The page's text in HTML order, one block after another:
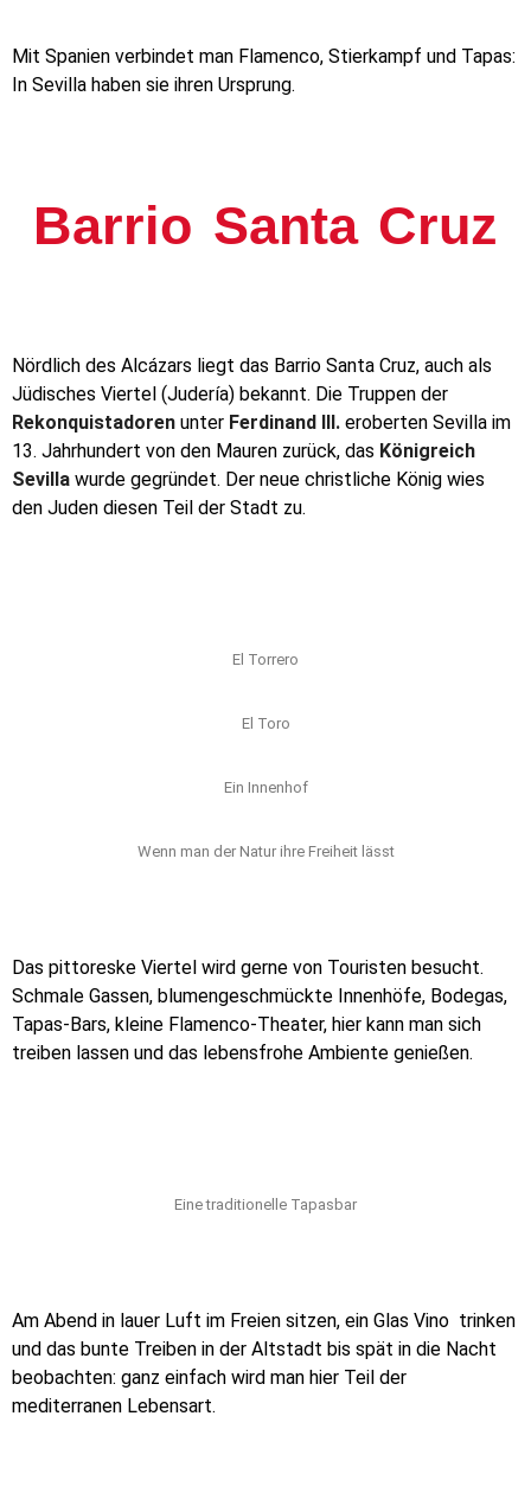
Mit Spanien verbindet man Flamenco, Stierkampf und Tapas:
In Sevilla haben sie ihren Ursprung.
Barrio Santa Cruz
Nördlich des Alcázars liegt das Barrio Santa Cruz, auch als
Jüdisches Viertel (Judería) bekannt. Die Truppen der
Rekonquistadoren unter Ferdinand III. eroberten Sevilla im
13. Jahrhundert von den Mauren zurück, das Königreich
Sevilla wurde gegründet. Der neue christliche König wies
den Juden diesen Teil der Stadt zu.
El Torrero
El Toro
Ein Innenhof
Wenn man der Natur ihre Freiheit lässt
Das pittoreske Viertel wird gerne von Touristen besucht.
Schmale Gassen, blumengeschmückte Innenhöfe, Bodegas,
Tapas-Bars, kleine Flamenco-Theater, hier kann man sich
treiben lassen und das lebensfrohe Ambiente genießen.
Eine traditionelle Tapasbar
Am Abend in lauer Luft im Freien sitzen, ein Glas Vino trinken
und das bunte Treiben in der Altstadt bis spät in die Nacht
beobachten: ganz einfach wird man hier Teil der
mediterranen Lebensart.